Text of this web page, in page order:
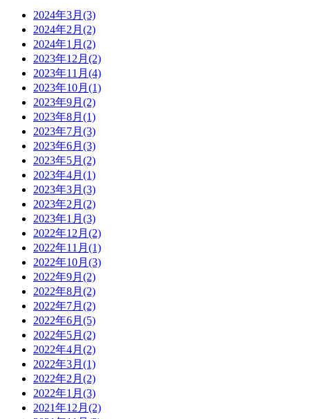
2024年3月(3)
2024年2月(2)
2024年1月(2)
2023年12月(2)
2023年11月(4)
2023年10月(1)
2023年9月(2)
2023年8月(1)
2023年7月(3)
2023年6月(3)
2023年5月(2)
2023年4月(1)
2023年3月(3)
2023年2月(2)
2023年1月(3)
2022年12月(2)
2022年11月(1)
2022年10月(3)
2022年9月(2)
2022年8月(2)
2022年7月(2)
2022年6月(5)
2022年5月(2)
2022年4月(2)
2022年3月(1)
2022年2月(2)
2022年1月(3)
2021年12月(2)